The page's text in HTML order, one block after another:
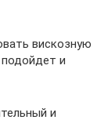
вискозную
подойдет и
и